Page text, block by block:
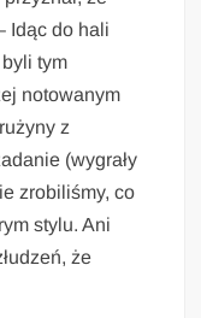
Idąc do hali
byli tym
notowanym
z
(wygrały
zrobiliśmy, co
stylu. Ani
że